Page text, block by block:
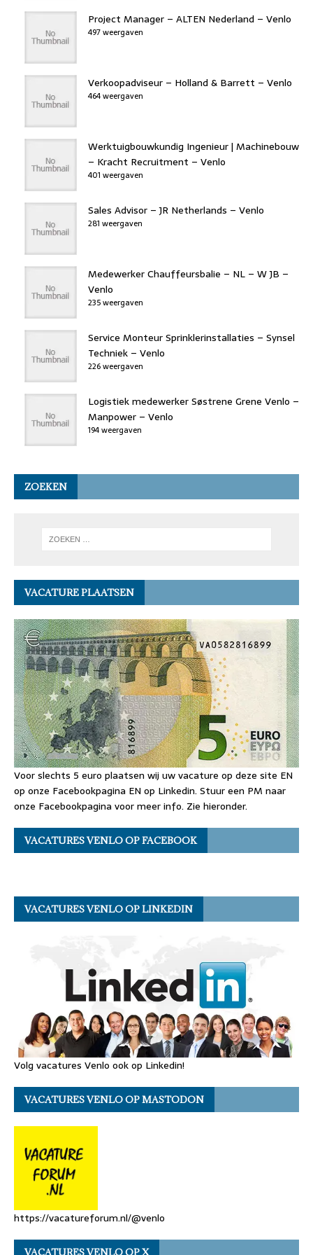
Project Manager – ALTEN Nederland – Venlo
497 weergaven
Verkoopadviseur – Holland & Barrett – Venlo
464 weergaven
Werktuigbouwkundig Ingenieur | Machinebouw
– Kracht Recruitment – Venlo
401 weergaven
Sales Advisor – JR Netherlands – Venlo
281 weergaven
Medewerker Chauffeursbalie – NL – W JB –
Venlo
235 weergaven
Service Monteur Sprinklerinstallaties – Synsel
Techniek – Venlo
226 weergaven
Logistiek medewerker Søstrene Grene Venlo –
Manpower – Venlo
194 weergaven
ZOEKEN
VACATURE PLAATSEN
Voor slechts 5 euro plaatsen wij uw vacature op deze site EN
op onze Facebookpagina EN op Linkedin. Stuur een PM naar
onze Facebookpagina voor meer info. Zie hieronder.
VACATURES VENLO OP FACEBOOK
VACATURES VENLO OP LINKEDIN
Volg vacatures Venlo ook op Linkedin!
VACATURES VENLO OP MASTODON
https://vacatureforum.nl/@venlo